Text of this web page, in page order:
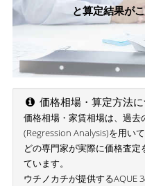
と算定結果が
価格相場・算定方法
価格相場・家賃相場は、過
(Regression Analysis)を用い
どの専門家が実際に価格査
ています。
ウチノカチが提供するAQUE